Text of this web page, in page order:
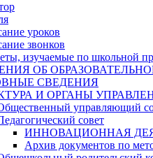
уроков
звонков
изучаемые по школьной
ОБ
СВЕДЕНИЯ
И ОРГАНЫ
управляющий
совет
ИННОВАЦИОННАЯ
Архив документов по